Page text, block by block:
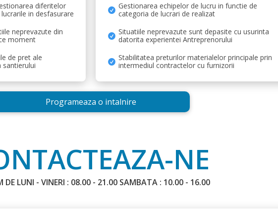
atrage din prima toate privirile. Interiorul, de asemenea, mizează pe
un stil de amenajare modern. Obiectele de mobilier se vor completa
perfect.
profitabilă investiție. Tocmai de aceea, experții Hauze realizează fiecare
proiectare și execuție cu grijă cu ajutorul variantelor premium, de
Alege și și tu proiect casa parter 3 dormitoare din gama Freya și bucură-
pe care le oferă!
de proiecte pe care ți le-a pregătit echipa Hauze!
diferitelor
in desfasurare
neprevazute din
moment
de pret ale
Gestionarea echipelor de lucru in functie de
categoria de lucrari de realizat
Situatiile neprevazute sunt depasite cu usurinta
datorita experientei Antreprenorului
Stabilitatea preturilor materialelor principale prin
intermediul contractelor cu furnizorii
Programeaza o intalnire
NE
DE LUNI - VINERI : 08.00 - 21.00 SAMBATA : 10.00 - 16.00